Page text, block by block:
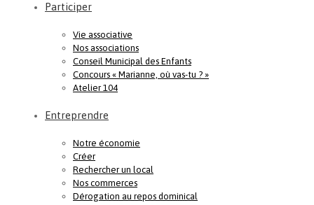
Participer
Vie associative
Nos associations
Conseil Municipal des Enfants
Concours « Marianne, où vas-tu ? »
Atelier 104
Entreprendre
Notre économie
Créer
Rechercher un local
Nos commerces
Dérogation au repos dominical